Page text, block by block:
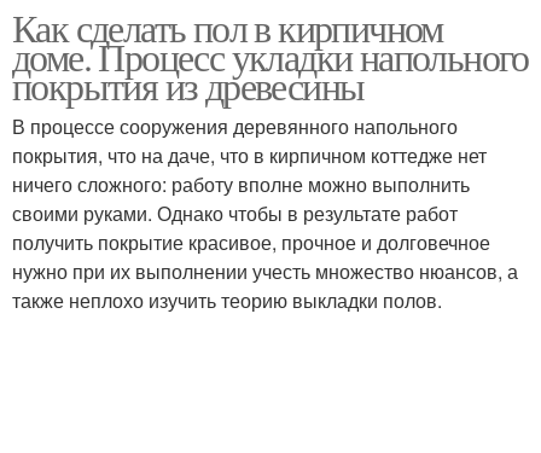
Как сделать пол в кирпичном
доме. Процесс укладки напольного
покрытия из древесины
В процессе сооружения деревянного напольного
покрытия, что на даче, что в кирпичном коттедже нет
ничего сложного: работу вполне можно выполнить
своими руками. Однако чтобы в результате работ
получить покрытие красивое, прочное и долговечное
нужно при их выполнении учесть множество нюансов, а
также неплохо изучить теорию выкладки полов.